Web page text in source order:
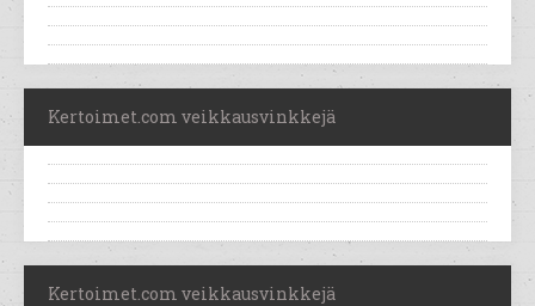
Kertoimet.com veikkausvinkkejä
Kertoimet.com veikkausvinkkejä